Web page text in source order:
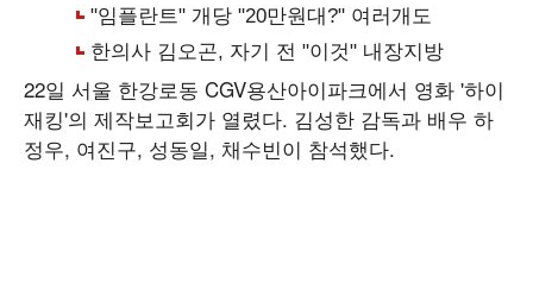
22일 서울 한강로동 CGV용산아이파크에서 영화 '하이
재킹'의 제작보고회가 열렸다. 김성한 감독과 배우 하
정우, 여진구, 성동일, 채수빈이 참석했다.